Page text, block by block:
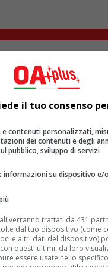
come Fonte preferita
Friend)
bambina e della sua
di tutte le persone.
si imbatterà in una
gli IF
film fantasy è
del piano di sopra’.
krasinski, Emily Blun
moglie di John
la bambina) e Fiona
ai tanti fantastici
Steve Carell, Blake
il tuo consenso
e contenuti personalizzati,
dei contenuti e degli
pubblico, sviluppo di servizi
informazioni su dispositivo e/
verranno trattati da 431
dal tuo dispositivo (come
e altri dati del dispositivo)
questi ultimi, da loro
essere usate nello